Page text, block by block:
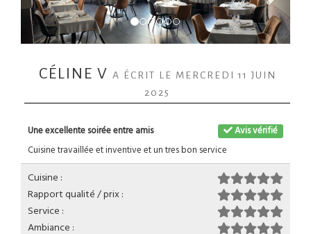
CÉLINE V A ÉCRIT LE MERCREDI 11 JUIN
2025
Avis vérifié
Une excellente soirée entre amis
Cuisine travaillée et inventive et un tres bon service
Cuisine :
Rapport qualité / prix :
Service :
Ambiance :